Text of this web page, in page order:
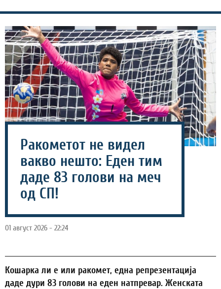
Ракометот не видел
вакво нешто: Еден тим
даде 83 голови на меч
од СП!
01 август 2026 - 22:24
Кошарка ли е или ракомет, една репрезентација
даде дури 83 голови на еден натпревар. Женската